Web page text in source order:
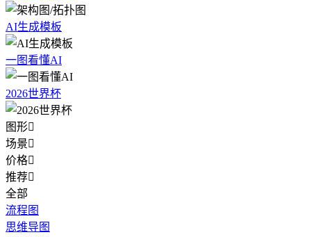
AI生成模板
一图看懂AI
2026世界杯
图形
场景
价格
推荐
全部
流程图
思维导图